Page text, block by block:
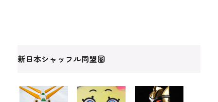
新日本シャッフル同盟圏